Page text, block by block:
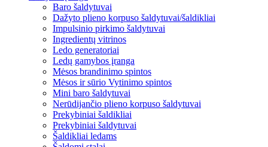
Baro šaldytuvai
Dažyto plieno korpuso šaldytuvai/šaldikliai
Impulsinio pirkimo šaldytuvai
Ingredientų vitrinos
Ledo generatoriai
Ledų gamybos įranga
Mėsos brandinimo spintos
Mėsos ir sūrio Vytinimo spintos
Mini baro šaldytuvai
Nerūdijančio plieno korpuso šaldytuvai
Prekybiniai šaldikliai
Prekybiniai šaldytuvai
Šaldikliai ledams